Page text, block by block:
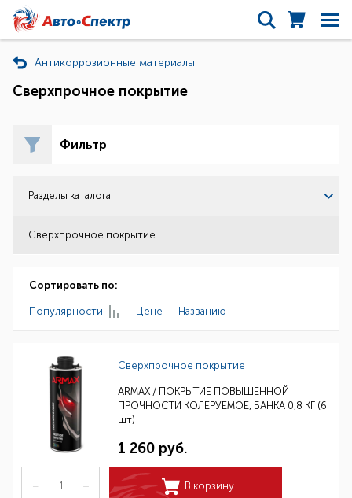
Антикоррозионные материалы
Сверхпрочное покрытие
Фильтр
Разделы каталога
Сверхпрочное покрытие
Сортировать по:
Популярности Цене Названию
Сверхпрочное покрытие
ARMAX / ПОКРЫТИЕ ПОВЫШЕННОЙ
ПРОЧНОСТИ КОЛЕРУЕМОЕ, БАНКА 0,8 КГ (6
шт)
1 260 руб.
– + В корзину